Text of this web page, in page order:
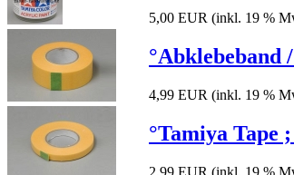
5,00 EUR (inkl. 19 %
°Abklebeband
4,99 EUR (inkl. 19 %
°Tamiya Tape